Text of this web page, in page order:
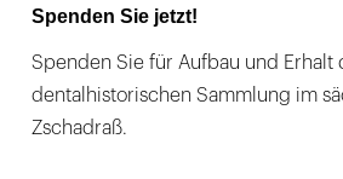
Spenden Sie jetzt!
Spenden Sie für Aufbau und Erhalt
dentalhistorischen Sammlung im
Zschadraß.